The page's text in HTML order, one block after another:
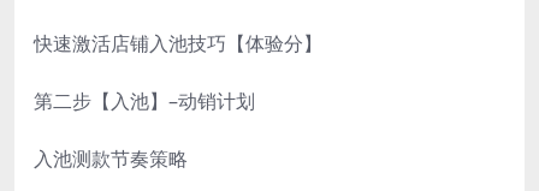
快速激活店铺入池技巧【体验分】
第二步【入池】–动销计划
入池测款节奏策略